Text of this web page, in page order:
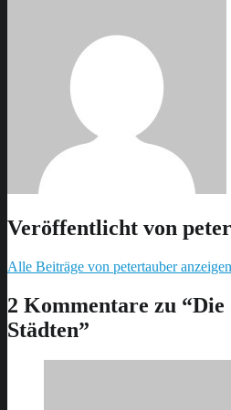
Veröffentlicht von
Alle Beiträge von petertauber anzeigen
back
to
main
2 Kommentare zu “Die
Städten”